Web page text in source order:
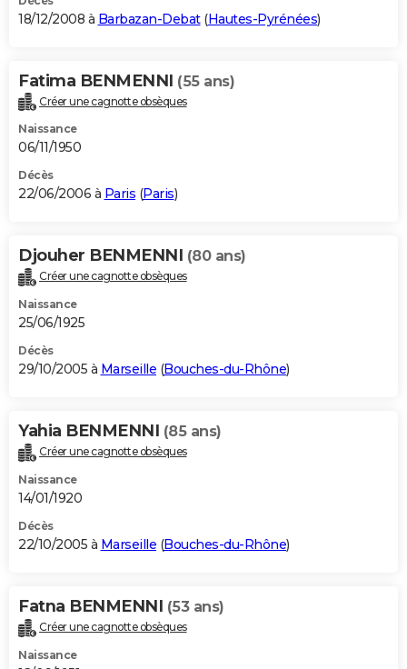
18/12/2008 à Barbazan-Debat(Hautes-Pyrénées)
Fatima BENMENNI (55 ans)
Créer une cagnotte obsèques
Naissance
06/11/1950
Décès
22/06/2006 à Paris (Paris)
Djouher BENMENNI (80 ans)
Créer une cagnotte obsèques
Naissance
25/06/1925
Décès
29/10/2005 à Marseille (Bouches-du-Rhône)
Yahia BENMENNI (85 ans)
Créer une cagnotte obsèques
Naissance
14/01/1920
Décès
22/10/2005 à Marseille (Bouches-du-Rhône)
Fatna BENMENNI (53 ans)
Créer une cagnotte obsèques
Naissance